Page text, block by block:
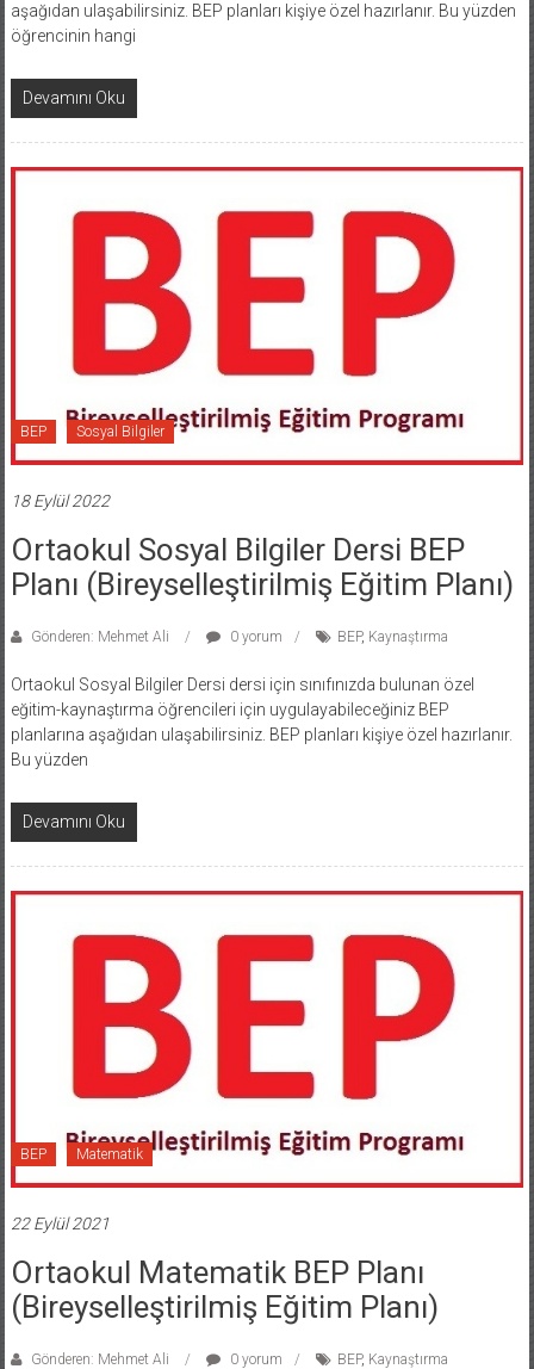
aşağıdan ulaşabilirsiniz. BEP planları kişiye özel hazırlanır. Bu yüzden
öğrencinin hangi
Devamını Oku
BEP Sosyal Bilgiler
18 Eylül 2022
Ortaokul Sosyal Bilgiler Dersi BEP
Planı (Bireyselleştirilmiş Eğitim Planı)
Gönderen: Mehmet Ali 0 yorum BEP, Kaynaştırma
Ortaokul Sosyal Bilgiler Dersi dersi için sınıfınızda bulunan özel
eğitim-kaynaştırma öğrencileri için uygulayabileceğiniz BEP
planlarına aşağıdan ulaşabilirsiniz. BEP planları kişiye özel hazırlanır.
Bu yüzden
Devamını Oku
BEP Matematik
22 Eylül 2021
Ortaokul Matematik BEP Planı
(Bireyselleştirilmiş Eğitim Planı)
Gönderen: Mehmet Ali 0 yorum BEP, Kaynaştırma